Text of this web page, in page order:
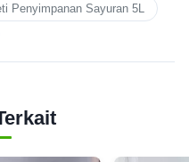
Penyimpanan Sayuran 5L